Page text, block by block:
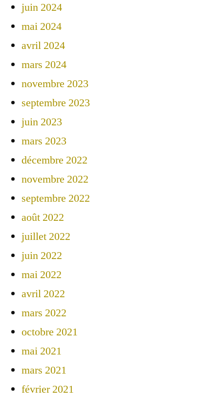
juin 2024
mai 2024
avril 2024
mars 2024
novembre 2023
septembre 2023
juin 2023
mars 2023
décembre 2022
novembre 2022
septembre 2022
août 2022
juillet 2022
juin 2022
mai 2022
avril 2022
mars 2022
octobre 2021
mai 2021
mars 2021
février 2021